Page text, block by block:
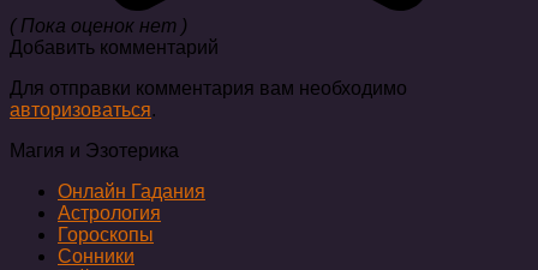
( Пока оценок нет )
Добавить комментарий
Для отправки комментария вам необходимо
авторизоваться.
Магия и Эзотерика
Онлайн Гадания
Астрология
Гороскопы
Сонники